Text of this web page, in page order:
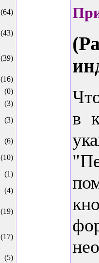
(64)
(43)
(39)
(16)
(0)
(3)
(3)
(6)
(10)
(1)
(4)
(19)
(17)
(5)
в